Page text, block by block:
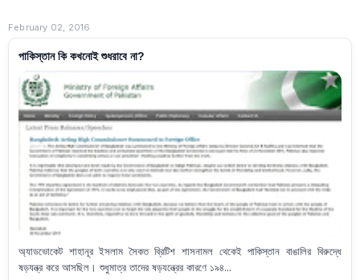
February 02, 2016
পাকিস্তান কি কখনোই শুধরাবে না?
অ্যাডভোকেট শাহানূর ইসলাম সৈকত ব্রিটিশ শাসনামল থেকেই পাকিস্তান বাঙালির বিরুদ্ধে
ষড়যন্ত্র করে আসছিল। শুধুমাত্র তাদের ষড়যন্ত্রের কারণে ১৯৪...